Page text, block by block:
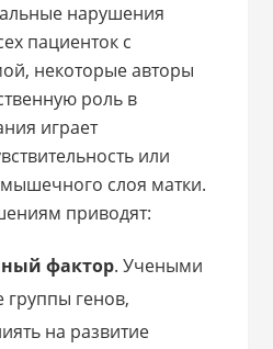
нарушения
пациенток с
некоторые авторы
роль в
играет
или
мышечного слоя матки.
приводят:
фактор. Учеными
генов,
на развитие